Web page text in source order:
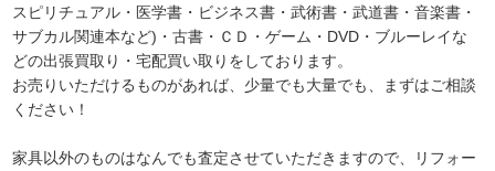
スピリチュアル・医学書・ビジネス書・武術書・武道書・音楽書・
サブカル関連本など)・古書・ＣＤ・ゲーム・DVD・ブルーレイな
どの出張買取り・宅配買い取りをしております。
お売りいただけるものがあれば、少量でも大量でも、まずはご相談
ください！
家具以外のものはなんでも査定させていただきますので、リフォー